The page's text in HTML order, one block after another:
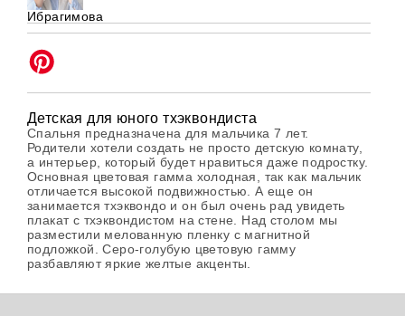
Ибрагимова
Детская для юного тхэквондиста
Спальня предназначена для мальчика 7 лет.
Родители хотели создать не просто детскую комнату,
а интерьер, который будет нравиться даже подростку.
Основная цветовая гамма холодная, так как мальчик
отличается высокой подвижностью. А еще он
занимается тхэквондо и он был очень рад увидеть
плакат с тхэквондистом на стене. Над столом мы
разместили мелованную пленку с магнитной
подложкой. Серо-голубую цветовую гамму
разбавляют яркие желтые акценты.